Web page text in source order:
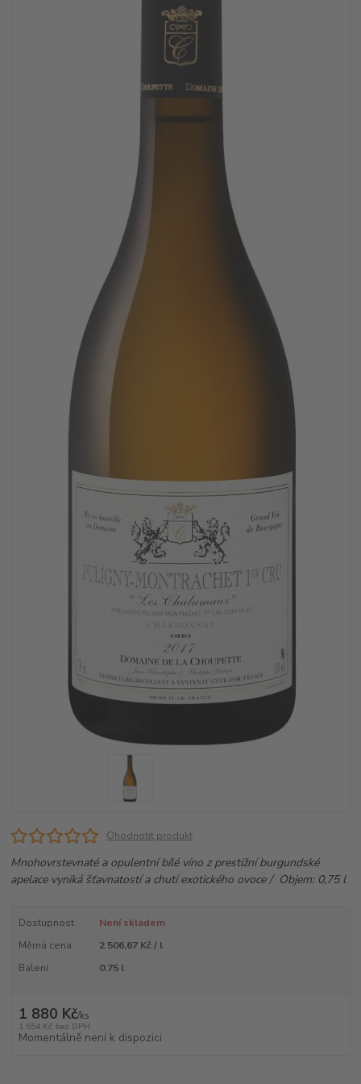
Ohodnotit produkt
Mnohovrstevnaté a opulentní bílé víno z prestižní burgundské
apelace vyniká šťavnatostí a chutí exotického ovoce / Objem: 0,75 l
Dostupnost
Není skladem
Měrná cena
2 506,67 Kč / l
Balení
0.75 l
1 880 Kč/ks
1 554 Kč bez DPH
Momentálně není k dispozici